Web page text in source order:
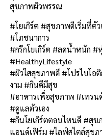
สุขภาพผิวพรรณ
#โยเกิร์ต #สุขภาพดีเริ่มที่ตั
#โภชนาการ
#กรีกโยเกิร์ต #ลดน้ำหนัก
#HealthyLifestyle
#ผิวใสสุขภาพดี #โปรไบโอ
งาม #กินดีมีสุข
#อาหารเพื่อสุขภาพ #เทรน
#ดูแลตัวเอง
#กินโยเกิร์ตตอนไหนดี #สุ
แอนด์เฟิร์ม #ไลฟ์สไตล์สุขภ